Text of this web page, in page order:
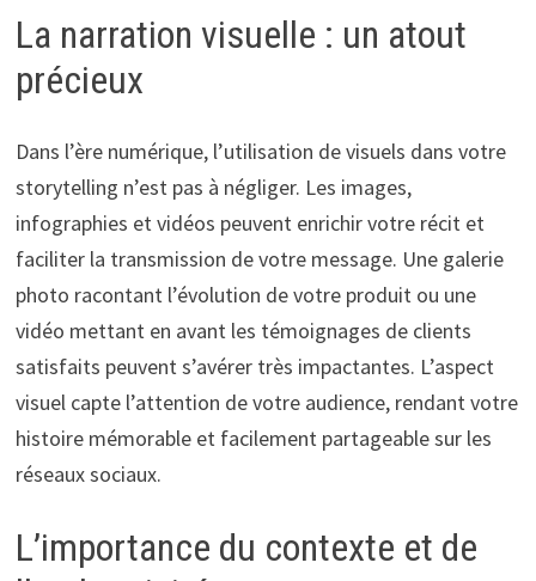
La narration visuelle : un atout
précieux
Dans l’ère numérique, l’utilisation de visuels dans votre
storytelling n’est pas à négliger. Les images,
infographies et vidéos peuvent enrichir votre récit et
faciliter la transmission de votre message. Une galerie
photo racontant l’évolution de votre produit ou une
vidéo mettant en avant les témoignages de clients
satisfaits peuvent s’avérer très impactantes. L’aspect
visuel capte l’attention de votre audience, rendant votre
histoire mémorable et facilement partageable sur les
réseaux sociaux.
L’importance du contexte et de